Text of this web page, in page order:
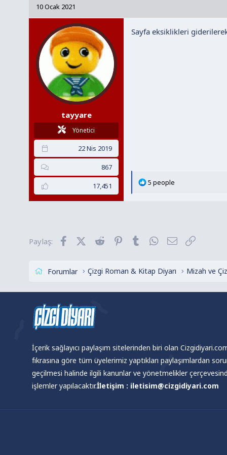
l
e
10 Ocak 2021
tayyare
Yönetici
22 Nis 2019
867
17,451
Sayfa eksiklikleri
T
e
5 people
Paylaş: FacebookX (Twitter)
Reddit PinterestTumblrWhatsApp
E-posta
Forumlar Çizgi Roman & Kitap Diyarı Mizah ve
İçerik sağlayıcı paylaşım sitelerinden biri olan
fıkrasına göre tüm üyelerimiz yaptıkları paylaşımlardan
geçilmesi halinde ilgili kanunlar ve yönetmelikler
işlemler yapılacaktır.İletişim : iletisim@cizgidiyari.com